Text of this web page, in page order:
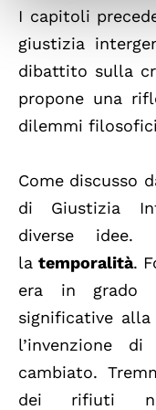
I capitoli
giustizia
dibattito sulla
propone una
dilemmi
Come discusso
di Giustizia
diverse
latemporalità.
era in grado
significative
l’invenzione
cambiato.
dei rifiuti